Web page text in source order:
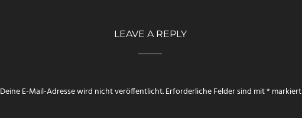
LEAVE A REPLY
Deine E-Mail-Adresse wird nicht veröffentlicht.Erforderliche Felder sind mit*markiert